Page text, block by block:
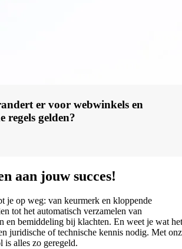
er voor webwinkels en
regels gelden?
aan jouw succes!
je op weg: van keurmerk en kloppende
tot het automatisch verzamelen van
en bemiddeling bij klachten. En weet je wat het
juridische of technische kennis nodig. Met
is alles zo geregeld.